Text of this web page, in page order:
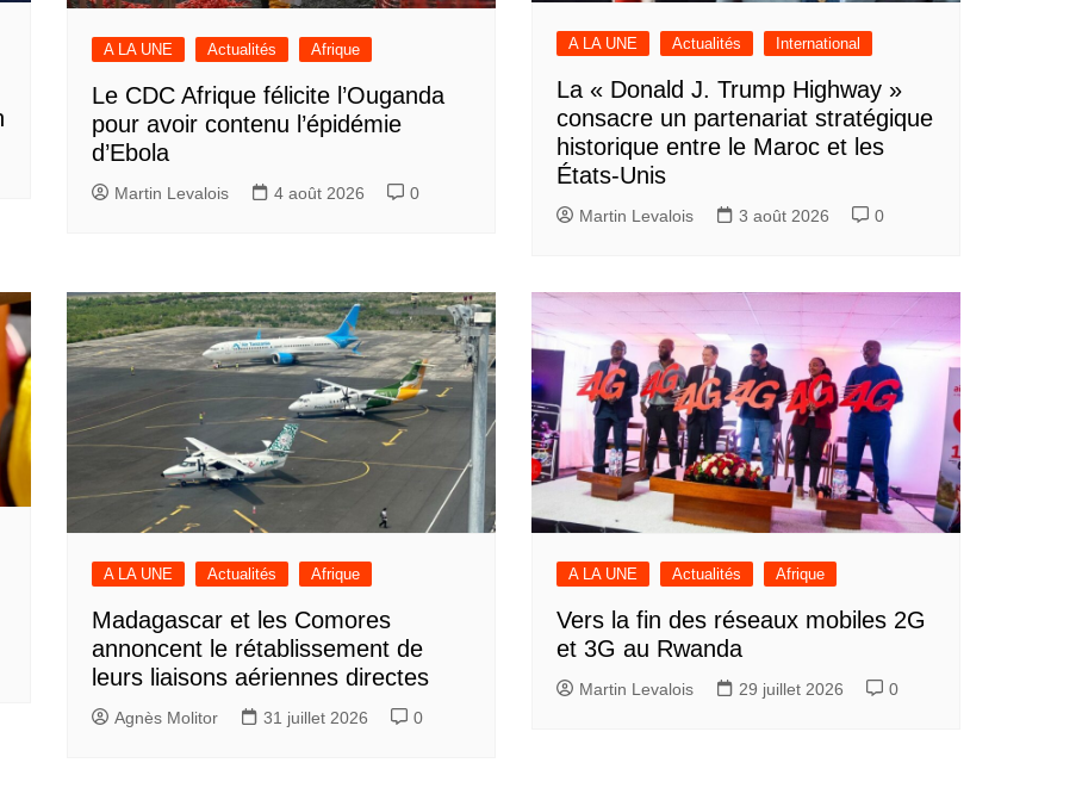
A LA UNE Actualités Afrique
Le CDC Afrique félicite l’Ouganda
pour avoir contenu l’épidémie
d’Ebola
Martin Levalois 4 août 2026 0
A LA UNE Actualités International
La « Donald J. Trump Highway »
consacre un partenariat stratégique
historique entre le Maroc et les
États-Unis
Martin Levalois 3 août 2026 0
A LA UNE Actualités Afrique
Madagascar et les Comores
annoncent le rétablissement de
leurs liaisons aériennes directes
Agnès Molitor 31 juillet 2026 0
A LA UNE Actualités Afrique
Vers la fin des réseaux mobiles 2G
et 3G au Rwanda
Martin Levalois 29 juillet 2026 0